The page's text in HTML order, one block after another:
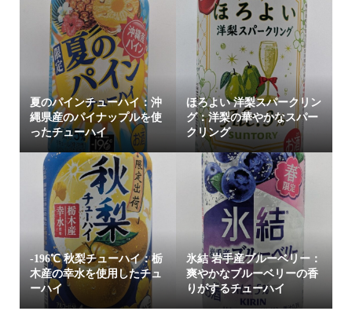
夏のパインチューハイ：沖
縄県産のパイナップルを使
ったチューハイ
ほろよい 洋梨スパークリン
グ：洋梨の華やかなスパー
クリング
-196℃ 秋梨チューハイ：栃
木産の幸水を使用したチュ
ーハイ
氷結 岩手産ブルーベリー：
爽やかなブルーベリーの香
りがするチューハイ